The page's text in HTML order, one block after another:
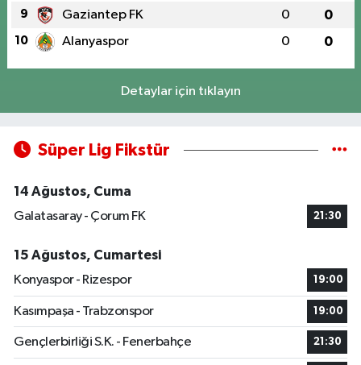
9 Gaziantep FK 0 0
10 Alanyaspor 0 0
Detaylar için tıklayın
Süper Lig Fikstür
14 Ağustos, Cuma
Galatasaray - Çorum FK
21:30
15 Ağustos, Cumartesi
Konyaspor - Rizespor
19:00
Kasımpaşa - Trabzonspor 19:00
Gençlerbirliği S.K. - Fenerbahçe 21:30